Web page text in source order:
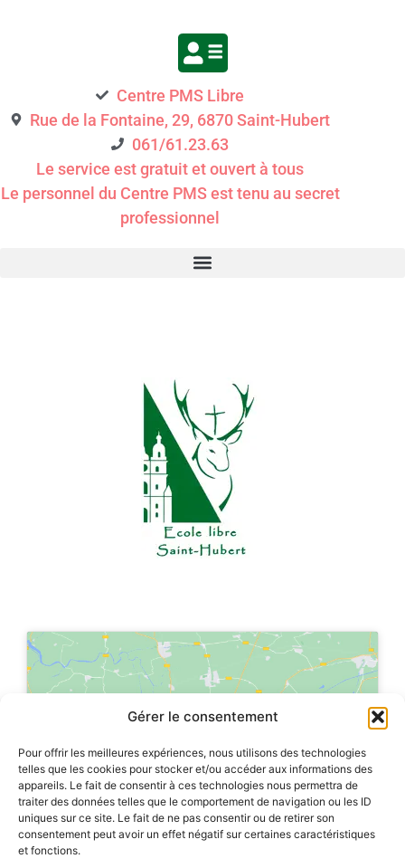
Gérer le consentement
Pour offrir les meilleures expériences, nous utilisons des technologies
telles que les cookies pour stocker et/ou accéder aux informations des
appareils. Le fait de consentir à ces technologies nous permettra de
traiter des données telles que le comportement de navigation ou les ID
uniques sur ce site. Le fait de ne pas consentir ou de retirer son
consentement peut avoir un effet négatif sur certaines caractéristiques
et fonctions.
Cliquez sur « J’accepte » pour activer
Politique de cookies
J’accepte
Centre PMS Libre
Rue de la Fontaine, 29, 6870 Saint-Hubert
061/61.23.63
Le service est gratuit et ouvert à tous
Le personnel du Centre PMS est tenu au secret
professionnel